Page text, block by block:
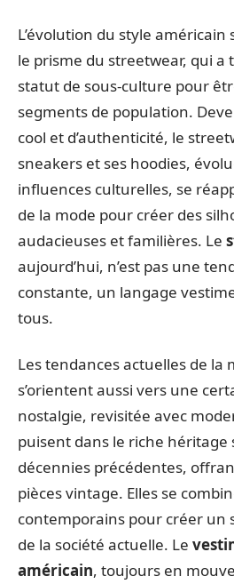
L’évolution du style américain
le prisme du streetwear, qui a
statut de sous-culture pour
segments de population.
cool et d’authenticité, le
sneakers et ses hoodies,
influences culturelles, se
de la mode pour créer des
audacieuses et familières. Le
aujourd’hui, n’est pas une
constante, un langage
tous.
Les tendances actuelles de la
s’orientent aussi vers une
nostalgie, revisitée avec
puisent dans le riche héritage
décennies précédentes,
pièces vintage. Elles se
contemporains pour créer un
de la société actuelle. Le
américain, toujours en